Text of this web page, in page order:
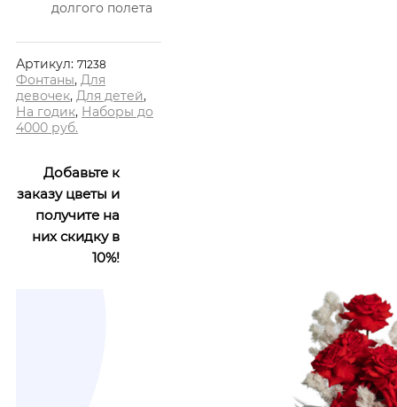
долгого полета
Артикул: 71238
Фонтаны, Для
девочек, Для детей,
На годик, Наборы до
4000 руб.
Добавьте к
заказу цветы и
получите на
них скидку в
10%!